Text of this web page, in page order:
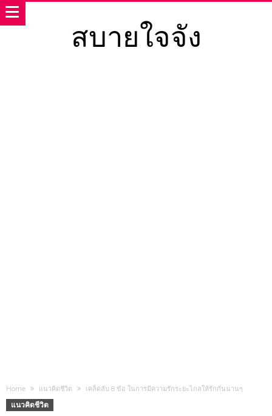
สบายใจจัง
Home แนวคิดชีวิต เคล็ดลับ 8 ข้อ ในการมีความรักระยะไกลให้รักกันนานๆ
แนวคิดชีวิต